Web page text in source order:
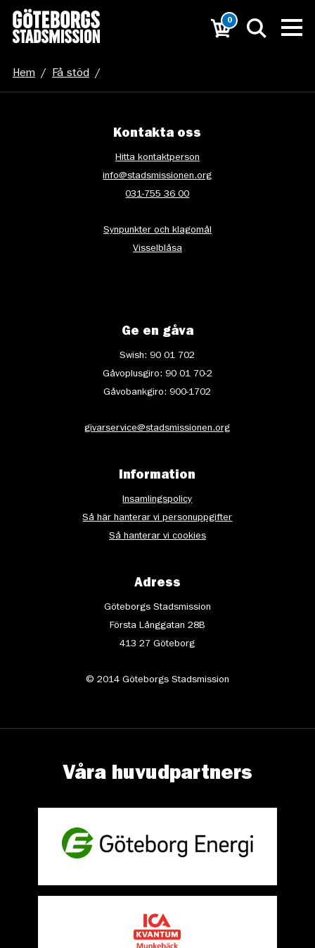
0
Hem / Få stöd /
Kontakta oss
Hitta kontaktperson
info@stadsmissionen.org
031-755 36 00
Synpunkter och klagomål
Visselblåsa
Ge en gåva
Swish: 90 01 702
Gåvoplusgiro: 90 01 70-2
Gåvobankgiro: 900-1702
givarservice@stadsmissionen.org
Information
Insamlingspolicy
Så här hanterar vi personuppgifter
Så hanterar vi cookies
Adress
Göteborgs Stadsmission
Första Långgatan 28B
413 27 Göteborg
© 2014 Göteborgs Stadsmission
Våra huvudpartners